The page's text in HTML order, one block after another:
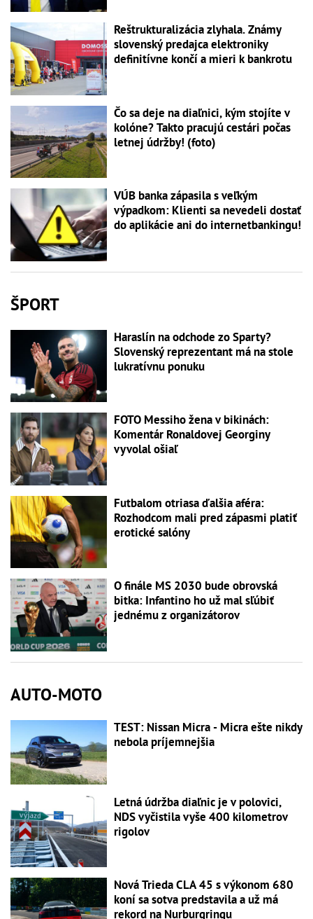
Reštrukturalizácia zlyhala. Známy
slovenský predajca elektroniky
definitívne končí a mieri k bankrotu
Čo sa deje na diaľnici, kým stojíte v
kolóne? Takto pracujú cestári počas
letnej údržby! (foto)
VÚB banka zápasila s veľkým
výpadkom: Klienti sa nevedeli dostať
do aplikácie ani do internetbankingu!
ŠPORT
Haraslín na odchode zo Sparty?
Slovenský reprezentant má na stole
lukratívnu ponuku
FOTO Messiho žena v bikinách:
Komentár Ronaldovej Georginy
vyvolal ošiaľ
Futbalom otriasa ďalšia aféra:
Rozhodcom mali pred zápasmi platiť
erotické salóny
O finále MS 2030 bude obrovská
bitka: Infantino ho už mal sľúbiť
jednému z organizátorov
AUTO-MOTO
TEST: Nissan Micra - Micra ešte nikdy
nebola príjemnejšia
Letná údržba diaľnic je v polovici,
NDS vyčistila vyše 400 kilometrov
rigolov
Nová Trieda CLA 45 s výkonom 680
koní sa sotva predstavila a už má
rekord na Nurburgringu